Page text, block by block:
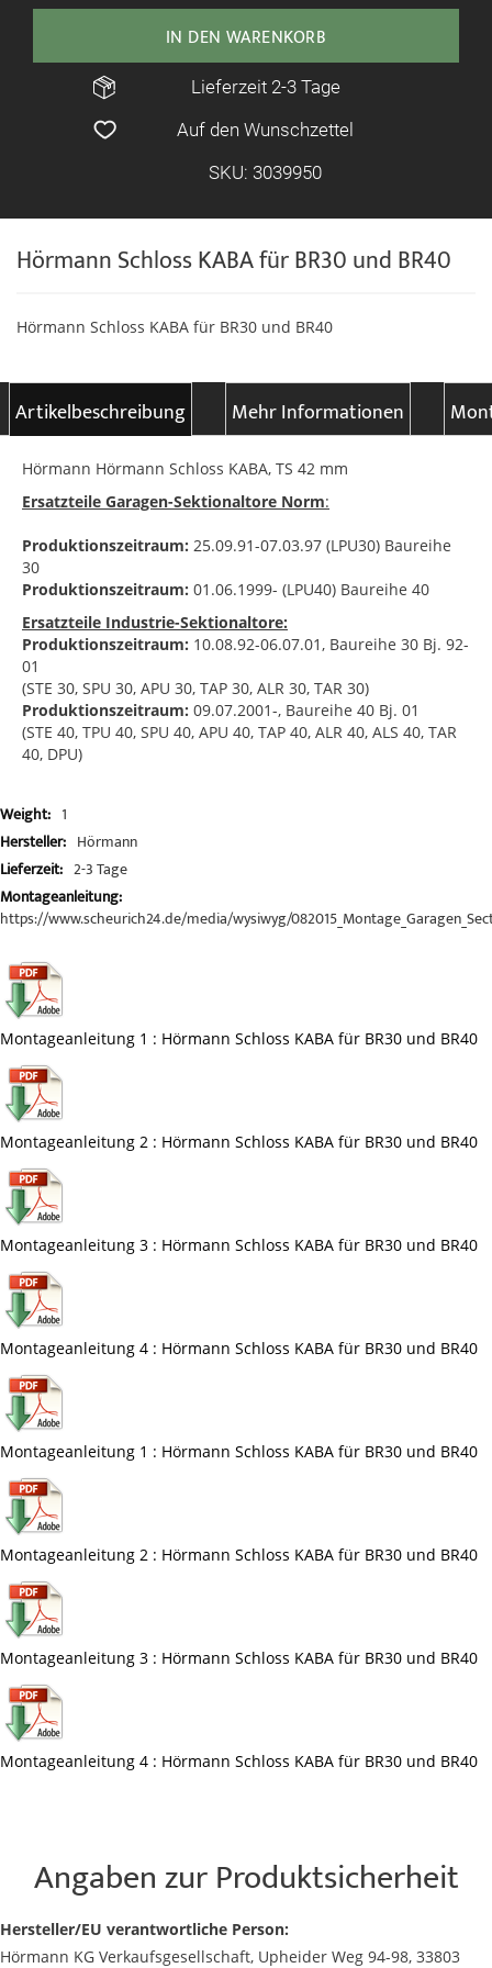
Hörmann Schloss KABA für BR30 und BR40
IN DEN WARENKORB
Lieferzeit 2-3 Tage
Auf den Wunschzettel
SKU: 3039950
Hörmann Schloss KABA für BR30 und BR40
Artikelbeschreibung Mehr Informationen
Hörmann Hörmann Schloss KABA, TS 42 mm
Ersatzteile Garagen-Sektionaltore Norm:
Produktionszeitraum: 25.09.91-07.03.97 (LPU30) Baureihe
30
Produktionszeitraum: 01.06.1999- (LPU40) Baureihe 40
Ersatzteile Industrie-Sektionaltore:
Produktionszeitraum: 10.08.92-06.07.01, Baureihe 30 Bj. 92-
01
(STE 30, SPU 30, APU 30, TAP 30, ALR 30, TAR 30)
Produktionszeitraum: 09.07.2001-, Baureihe 40 Bj. 01
(STE 40, TPU 40, SPU 40, APU 40, TAP 40, ALR 40, ALS 40, TAR
40, DPU)
Mehr
Informationen
1
Hörmann
2-3 Tage
https://www.scheurich24.de/media/wysiwyg/
Montageanleitung 1 : Hörmann Schloss KABA für BR30 und BR40
Montageanleitung 2 : Hörmann Schloss KABA für BR30 und BR40
Montageanleitung 3 : Hörmann Schloss KABA für BR30 und BR40
Montageanleitung 4 : Hörmann Schloss KABA für BR30 und BR40
Montageanleitung 1 : Hörmann Schloss KABA für BR30 und BR40
Montageanleitung 2 : Hörmann Schloss KABA für BR30 und BR40
Montageanleitung 3 : Hörmann Schloss KABA für BR30 und BR40
Montageanleitung 4 : Hörmann Schloss KABA für BR30 und BR40
Angaben zur Produktsicherheit
Hersteller/EU verantwortliche Person:
Hörmann KG Verkaufsgesellschaft, Upheider Weg 94-98, 33803